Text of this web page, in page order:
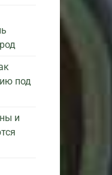
под
и